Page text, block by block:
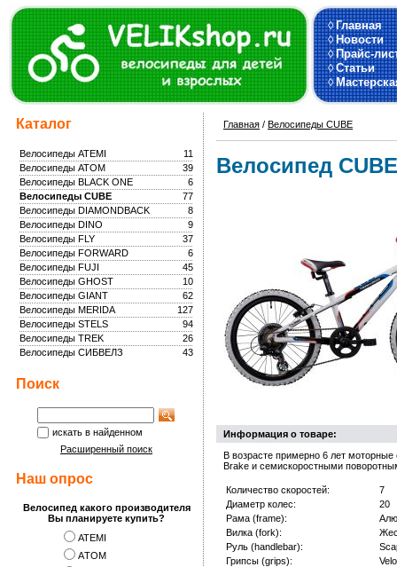
◊Главная
◊Новости
◊Прайс-
◊Статьи
◊
Каталог
11
Велосипеды ATEMI
39
Велосипеды ATOM
6
Велосипеды BLACK ONE
77
Велосипеды CUBE
8
Велосипеды DIAMONDBACK
9
Велосипеды DINO
37
Велосипеды FLY
6
Велосипеды FORWARD
45
Велосипеды FUJI
10
Велосипеды GHOST
62
Велосипеды GIANT
127
Велосипеды MERIDA
94
Велосипеды STELS
26
Велосипеды TREK
43
Велосипеды СИБВЕЛЗ
Поиск
искать в найденном
Расширенный поиск
Наш опрос
Велосипед какого производителя
Вы планируете купить?
ATEMI
АTOM
Главная / Велосипеды CUBE
Велосипед
Информация о товаре:
В возрасте примерно 6 лет моторные
Brake и семискоростными
Количество скоростей:
7
Диаметр колес:
20
Рама (frame):
Вилка (fork):
Руль (handlebar):
Грипсы (grips):
Velo